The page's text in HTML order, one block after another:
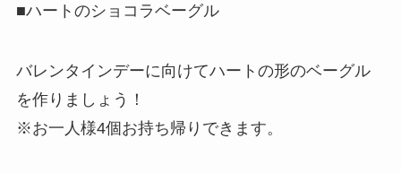
■ハートのショコラベーグル
バレンタインデーに向けてハートの形のベーグル
を作りましょう！
※お一人様4個お持ち帰りできます。